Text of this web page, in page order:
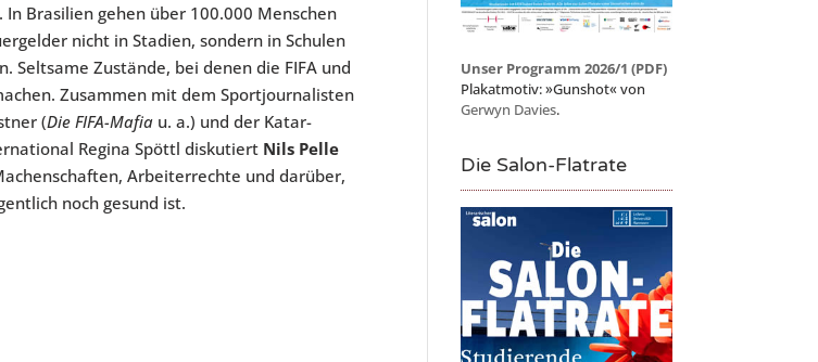
Brasilien gehen über 100.000 Menschen
nicht in Stadien, sondern in Schulen
Seltsame Zustände, bei denen die FIFA und
Zusammen mit dem Sportjournalisten
(Die FIFA-Mafia u. a.) und der Katar-
Regina Spöttl diskutiert Nils Pelle
Arbeiterrechte und darüber,
noch gesund ist.
Unser Programm 2026/1 (PDF)
Plakatmotiv: »Gunshot« von
Gerwyn Davies.
Die Salon-Flatrate